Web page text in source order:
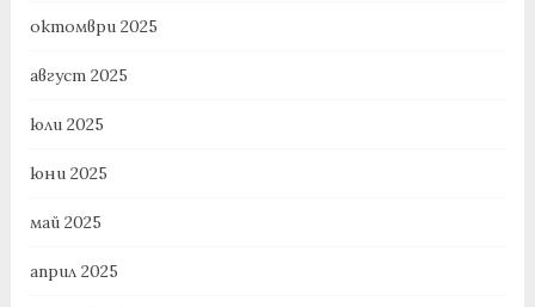
октомври 2025
август 2025
юли 2025
юни 2025
май 2025
април 2025